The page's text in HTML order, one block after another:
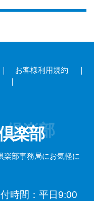
｜ お客様利用規約
｜
｜
倶楽部
楽部
楽部事務局にお気軽に
時間：平日9:00